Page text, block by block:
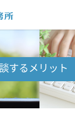
するメリット